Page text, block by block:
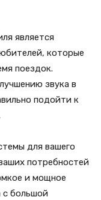
является
которые
поездок.
звука в
подойти к
для вашего
потребностей
и мощное
с большой